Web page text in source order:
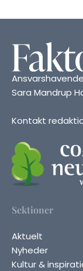
Sara Mandrup
Kontakt
Sektioner
Aktuelt
Nyheder
Kultur &